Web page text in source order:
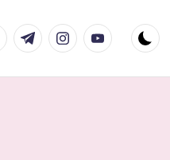
t.me instagram.com
youtube.com